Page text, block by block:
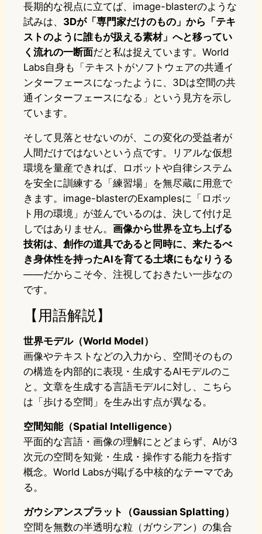
長期的な視点に立てば、image-blasterのような
試みは、 3Dが「専門家だけのもの」から「テキ
ストのように誰もが扱える素材」へと移ってい
く流れの一断面だと私は捉えています。World
Labs自身も「テキストがソフトウェアの共通イ
ンターフェースになったように、3Dは空間の共
通インターフェースになる」という見方を示し
ています。
そして見落とせないのが、この変化の受益者が
人間だけではないという点です。リアルな仮想
環境を量産できれば、ロボットや自律システム
を安全に訓練する「練習場」を無尽蔵に用意で
きます。image-blasterのExamplesに「ロボッ
ト用の環境」が並んでいるのは、決して付け足
しではありません。 画像から世界を立ち上げる
技術は、創作の道具であると同時に、来たるべ
き身体性を持ったAIを育てる土壌にもなりうる
——だからこそ今、注視しておきたい一歩なの
です。
【用語解説】
世界モデル（World Model）
画像やテキストなどの入力から、空間そのもの
の構造を内部的に表現・生成するAIモデルのこ
と。文章を生成する言語モデルに対し、こちら
は「歩ける空間」を生み出す点が異なる。
空間知能（Spatial Intelligence）
平面的な言語・画像の理解にとどまらず、AIが3
次元の空間を知覚・生成・操作する能力を指す
概念。World Labsが掲げる中核的なテーマであ
る。
ガウシアンスプラット（Gaussian Splatting）
空間を無数の半透明な粒（ガウシアン）の集合